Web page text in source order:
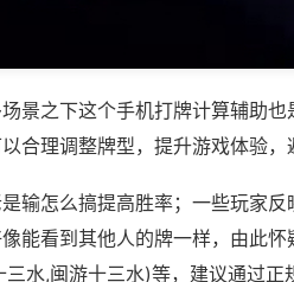
景之下这个手机打牌计算辅助
合理调整牌型，提升游戏体验，
输怎么搞提高胜率；一些玩家
能看到其他人的牌一样，由此
水,闽游十三水)等，建议通过正